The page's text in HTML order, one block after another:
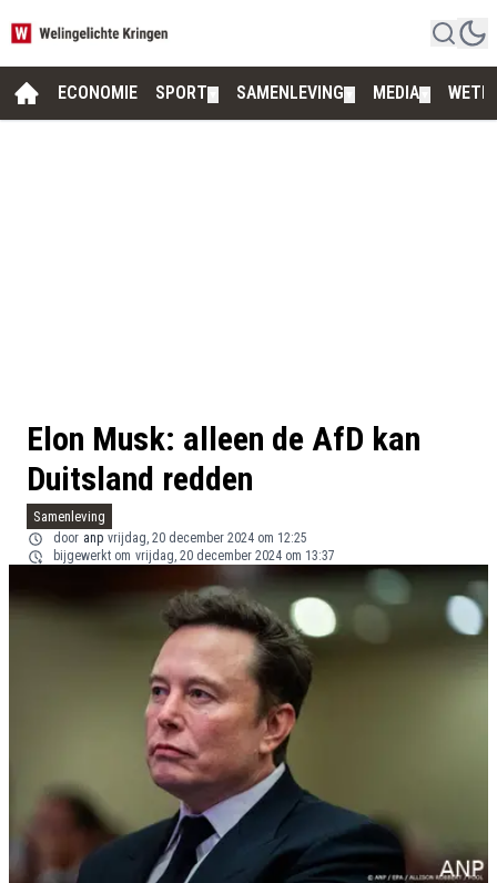
ECONOMIE SPORT SAMENLEVING MEDIA
Elon Musk: alleen de AfD kan
Duitsland redden
Samenleving
door anp vrijdag, 20 december 2024 om 12:25
bijgewerkt om vrijdag, 20 december 2024 om 13:37